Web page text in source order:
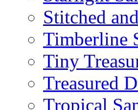
Stitched
Timberline
Tiny
Treasured
Tropical